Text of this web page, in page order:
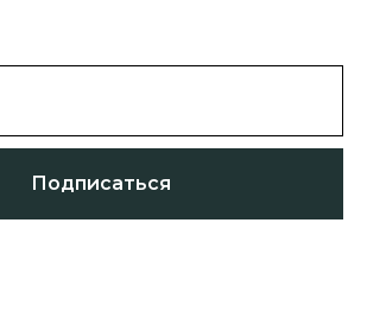
Подписаться